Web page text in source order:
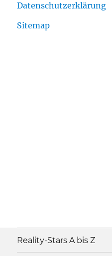
Datenschutzerklärung
Sitemap
Reality-Stars A bis Z